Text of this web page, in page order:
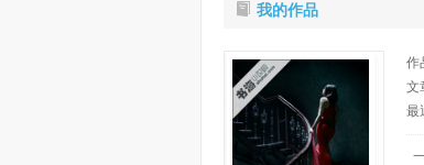
我的作品
作
文
最